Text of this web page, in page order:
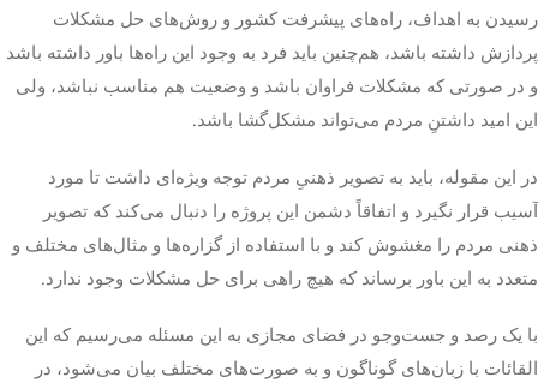
رسیدن به اهداف، راه‌های پیشرفت کشور و روش‌های حل مشکلات
پردازش داشته باشد، هم‌چنین باید فرد به وجود این راه‌ها باور داشته باشد
و در صورتی که مشکلات فراوان باشد و وضعیت هم مناسب نباشد، ولی
این امید داشتنِ مردم می‌تواند مشکل‌گشا باشد.
در این مقوله، باید به تصویر ذهنیِ مردم توجه ویژه‌ای داشت تا مورد
آسیب قرار نگیرد و اتفاقاً دشمن این پروژه را دنبال می‌کند که تصویر
ذهنی مردم را مغشوش کند و با استفاده از گزاره‌ها و مثال‌های مختلف و
متعدد به این باور برساند که هیچ راهی برای حل مشکلات وجود ندارد.
با یک رصد و جست‌وجو در فضای مجازی به این مسئله می‌رسیم که این
القائات با زبان‌های گوناگون و به صورت‌های مختلف بیان می‌شود، در